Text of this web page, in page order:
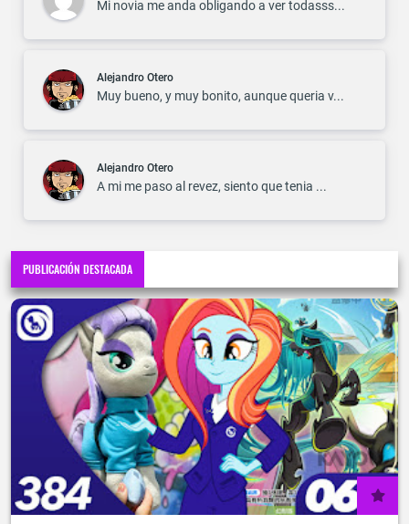
Mi novia me anda obligando a ver todasss...
Alejandro Otero
Muy bueno, y muy bonito, aunque queria v...
Alejandro Otero
A mi me paso al revez, siento que tenia ...
PUBLICACIÓN DESTACADA